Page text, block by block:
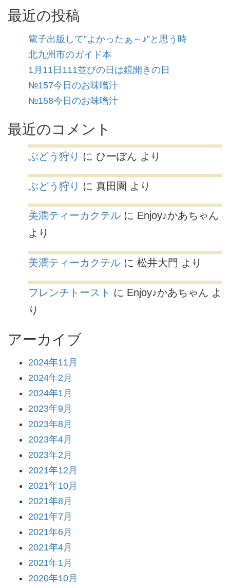
最近の投稿
電子出版して”よかったぁ～♪”と思う時
北九州市のガイド本
1月11日111並びの日は鏡開きの日
№157今日のお味噌汁
№158今日のお味噌汁
最近のコメント
ぶどう狩り に ひーぽん より
ぶどう狩り に 真田園 より
美潤ティーカクテル に Enjoy♪かあちゃん
より
美潤ティーカクテル に 松井大門 より
フレンチトースト に Enjoy♪かあちゃん よ
り
アーカイブ
2024年11月
2024年2月
2024年1月
2023年9月
2023年8月
2023年4月
2023年2月
2021年12月
2021年10月
2021年8月
2021年7月
2021年6月
2021年4月
2021年1月
2020年10月